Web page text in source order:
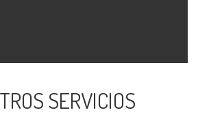
SERVICIOS